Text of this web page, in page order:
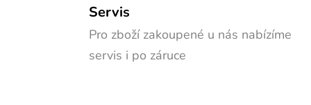
Servis
Pro zboží zakoupené u nás nabízíme
servis i po záruce